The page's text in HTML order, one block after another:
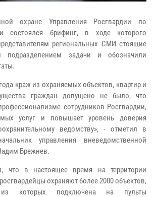
охране Управления Росгвардии по
состоялся брифинг, в ходе которого
региональных СМИ стоящие
подразделением задачи и обозначили
краж из охраняемых объектов, квартир и
граждан допущено не было, что
сотрудников Росгвардии,
услуг и повышает уровень доверия
ведомству», - отметил в
управления вневедомственной
Брежнев.
что в настоящее время на территории
охраняют более 2000 объектов,
которых подключена на пульты